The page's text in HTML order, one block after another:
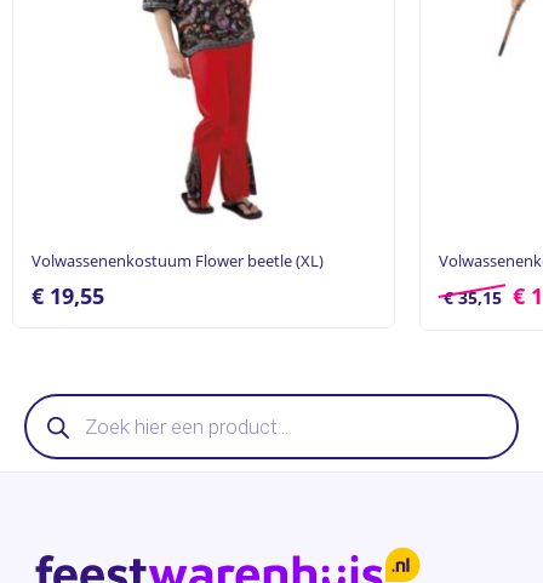
Volwassenenkostuum Flower beetle (XL)
€ 19,55 €35,15 €
Producten
zoeken